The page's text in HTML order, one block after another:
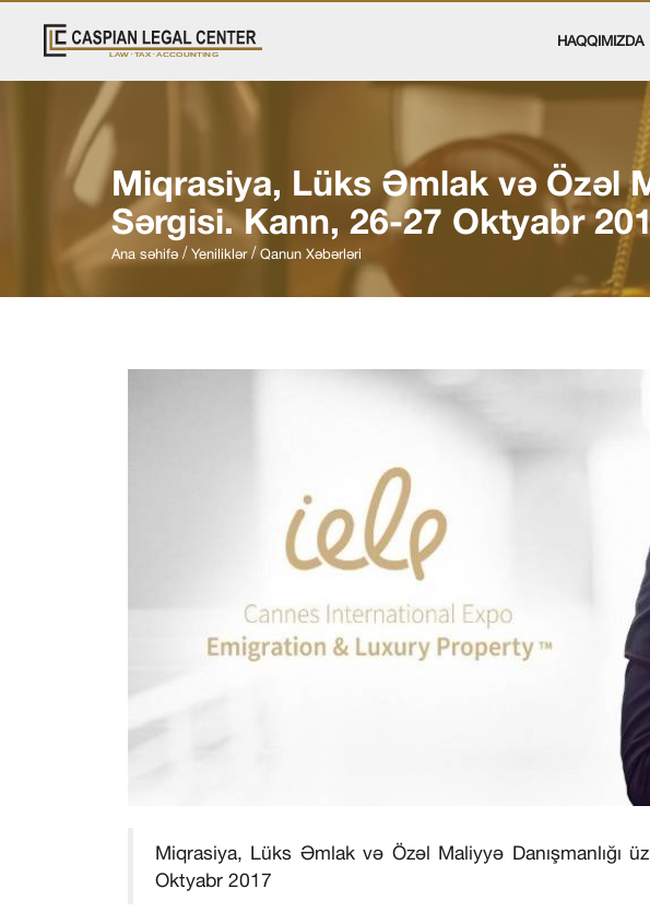
HAQQIMIZDA
Miqrasiya, Lüks Əmlak və Özəl
Sərgisi. Kann, 26-27 Oktyabr
Ana səhifə Yeniliklər Qanun Xəbərləri
Miqrasiya, Lüks Əmlak və Özəl Maliyyə Danışmanlığı
Oktyabr 2017